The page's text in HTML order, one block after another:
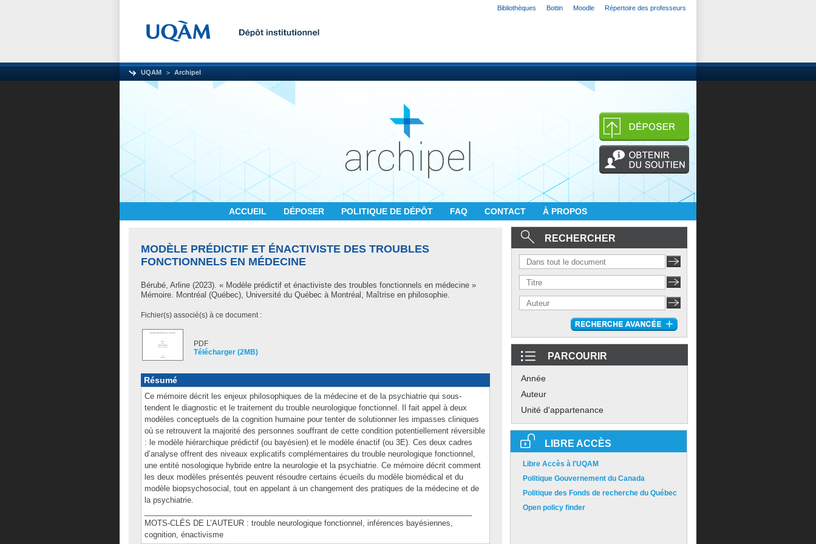
Bibliothèques Bottin Moodle Répertoire des professeurs
UQAM Archipel
ACCUEIL DÉPOSER POLITIQUE DE DÉPÔT FAQ CONTACT À PROPOS
MODÈLE PRÉDICTIF ET ÉNACTIVISTE DES TROUBLES
FONCTIONNELS EN MÉDECINE
Bérubé, Arline (2023). « Modèle prédictif et énactiviste des troubles fonctionnels en médecine »
Mémoire. Montréal (Québec), Université du Québec à Montréal, Maîtrise en philosophie.
Fichier(s) associé(s) à ce document :
PDF
Télécharger (2MB)
Résumé
Ce mémoire décrit les enjeux philosophiques de la médecine et de la psychiatrie qui sous-
tendent le diagnostic et le traitement du trouble neurologique fonctionnel. Il fait appel à deux
modèles conceptuels de la cognition humaine pour tenter de solutionner les impasses cliniques
où se retrouvent la majorité des personnes souffrant de cette condition potentiellement réversible
: le modèle hiérarchique prédictif (ou bayésien) et le modèle énactif (ou 3E). Ces deux cadres
d’analyse offrent des niveaux explicatifs complémentaires du trouble neurologique fonctionnel,
une entité nosologique hybride entre la neurologie et la psychiatrie. Ce mémoire décrit comment
les deux modèles présentés peuvent résoudre certains écueils du modèle biomédical et du
modèle biopsychosocial, tout en appelant à un changement des pratiques de la médecine et de
la psychiatrie.
MOTS-CLÉS DE L’AUTEUR : trouble neurologique fonctionnel, inférences bayésiennes,
cognition, énactivisme
RECHERCHER
PARCOURIR
Année
Auteur
Unité d'appartenance
LIBRE ACCÈS
Libre Accès à l'UQAM
Politique Gouvernement du Canada
Politique des Fonds de recherche du Québec
Open policy finder